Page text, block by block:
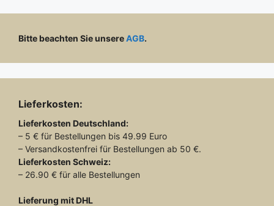
Bitte beachten Sie unsereAGB.
Lieferkosten:
Lieferkosten Deutschland:
– 5 € für Bestellungen bis 49.99 Euro
– Versandkostenfrei für Bestellungen ab 50 €.
Lieferkosten Schweiz:
– 26.90 € für alle Bestellungen
Lieferung mit DHL